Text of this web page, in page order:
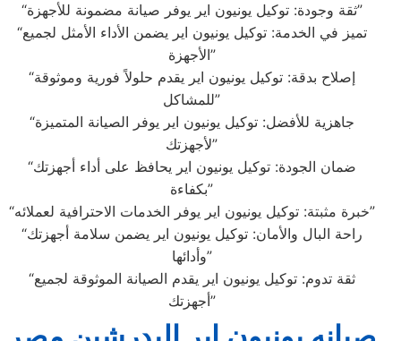
“ثقة وجودة: توكيل يونيون اير يوفر صيانة مضمونة للأجهزة”
“تميز في الخدمة: توكيل يونيون اير يضمن الأداء الأمثل لجميع
الأجهزة”
“إصلاح بدقة: توكيل يونيون اير يقدم حلولاً فورية وموثوقة
للمشاكل”
“جاهزية للأفضل: توكيل يونيون اير يوفر الصيانة المتميزة
لأجهزتك”
“ضمان الجودة: توكيل يونيون اير يحافظ على أداء أجهزتك
بكفاءة”
“خبرة مثبتة: توكيل يونيون اير يوفر الخدمات الاحترافية لعملائه”
“راحة البال والأمان: توكيل يونيون اير يضمن سلامة أجهزتك
وأدائها”
“ثقة تدوم: توكيل يونيون اير يقدم الصيانة الموثوقة لجميع
أجهزتك”